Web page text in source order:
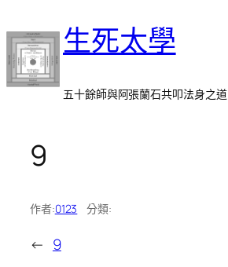
至
主
要
內
生死太學
五十餘師與阿張蘭石共叩法身之道
9
作者:0123 分類:
← 9